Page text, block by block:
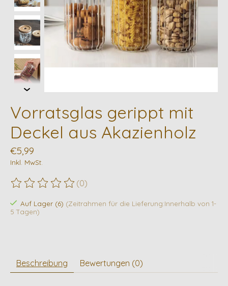
Vorratsglas gerippt mit
Deckel aus Akazienholz
€5,99
Inkl. MwSt.
Die Bewertung dieses Produkts ist
(0)
Auf Lager (6) (Zeitrahmen für die Lieferung:Innerhalb von 1-
5 Tagen)
Beschreibung Bewertungen (0)